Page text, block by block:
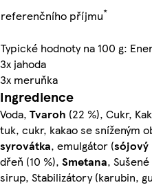
referenčního příjmu*
Typické hodnoty na 100 g:
3x jahoda
3x meruňka
Ingredience
Voda, Tvaroh (22 %), Cukr,
tuk, cukr, kakao se sníženým
syrovátka, emulgátor (sójový
dřeň (10 %), Smetana,
sirup, Stabilizátory (karubin,